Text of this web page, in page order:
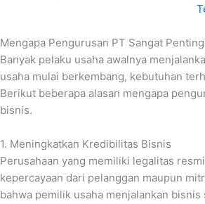
Mengapa Pengurusan PT Sangat
Banyak pelaku usaha awalnya
usaha mulai berkembang, kebutuhan
Berikut beberapa alasan mengapa
bisnis.
1. Meningkatkan Kredibilitas Bisnis
Perusahaan yang memiliki legalitas
kepercayaan dari pelanggan maupun
bahwa pemilik usaha menjalankan